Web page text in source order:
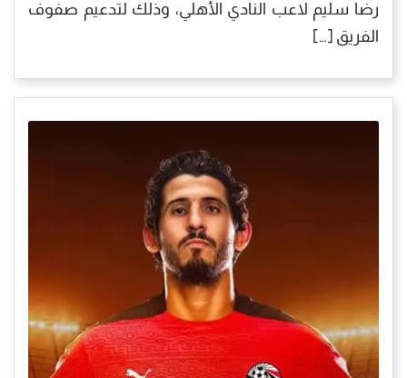
رضا سليم لاعب النادي الأهلي، وذلك لتدعيم صفوف
الفريق […]